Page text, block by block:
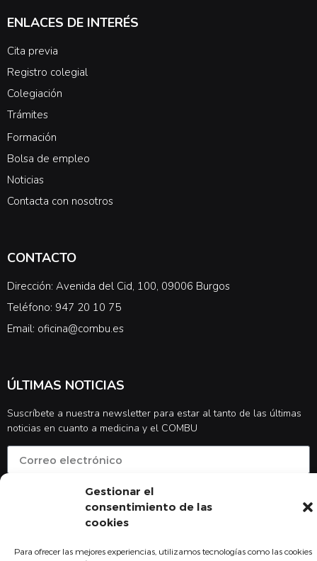
Gestionar el
consentimiento de las
cookies
Para ofrecer las mejores experiencias, utilizamos tecnologías como las cookies
ENLACES DE INTERÉS
Cita previa
Registro colegial
Colegiación
Trámites
Formación
Bolsa de empleo
Noticias
Contacta con nosotros
CONTACTO
Dirección: Avenida del Cid, 100, 09006 Burgos
Teléfono: 947 20 10 75
Email: oficina@combu.es
ÚLTIMAS NOTICIAS
Suscríbete a nuestra newsletter para estar al tanto de las últimas
noticias en cuanto a medicina y el COMBU
política de privacidad
Suscribirse